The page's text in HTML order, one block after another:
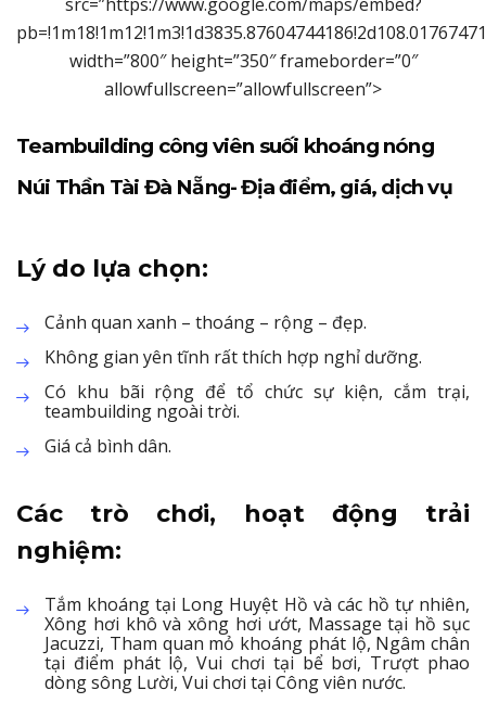
width=”800″ height=”350″ frameborder=”0″
allowfullscreen=”allowfullscreen”>
Teambuilding công viên suối khoáng nóng
Núi Thần Tài Đà Nẵng- Địa điểm, giá, dịch vụ
Lý do lựa chọn:
Cảnh quan xanh – thoáng – rộng – đẹp.
Không gian yên tĩnh rất thích hợp nghỉ dưỡng.
Có khu bãi rộng để tổ chức sự kiện, cắm trại,
teambuilding ngoài trời.
Giá cả bình dân.
Các trò chơi, hoạt động trải
nghiệm:
Tắm khoáng tại Long Huyệt Hồ và các hồ tự nhiên,
Xông hơi khô và xông hơi ướt, Massage tại hồ sục
Jacuzzi, Tham quan mỏ khoáng phát lộ, Ngâm chân
tại điểm phát lộ, Vui chơi tại bể bơi, Trượt phao
dòng sông Lười, Vui chơi tại Công viên nước.